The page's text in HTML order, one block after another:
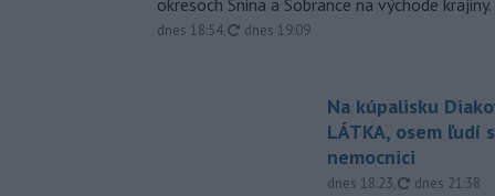
okresoch Snina a Sobrance na východe krajiny.
dnes 18:54, aktualizované
dnes 19:09
Na kúpalisku
LÁTKA, osem ľudí
nemocnici
dnes 18:23, aktualizované
dnes 21:38